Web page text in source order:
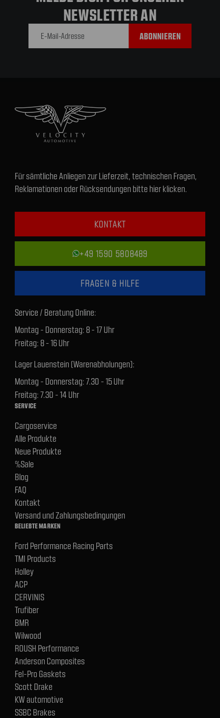
NEWSLETTER AN
Für sämtliche Anliegen zur Lieferzeit, technischen Fragen,
Reklamationen oder Rücksendungen bitte hier klicken.
KONTAKT
+49 1590 5808489
FRAGEN & HILFE
Service / Beratung Online:
Montag - Donnerstag: 8 - 17 Uhr
Freitag: 8 - 16 Uhr
Lager Lauenstein (Warenabholungen):
Montag - Donnerstag: 7.30 - 15 Uhr
Freitag: 7.30 - 14 Uhr
SERVICE
Cargoservice
Alle Produkte
Neue Produkte
%Sale
Blog
FAQ
Kontakt
Versand und Zahlungsbedingungen
BELIEBTE MARKEN
Ford Performance Racing Parts
TMI Products
Holley
ACP
CERVINIS
Trufiber
BMR
Wilwood
ROUSH Performance
Anderson Composites
Fel-Pro Gaskets
Scott Drake
KW automotive
SSBC Brakes